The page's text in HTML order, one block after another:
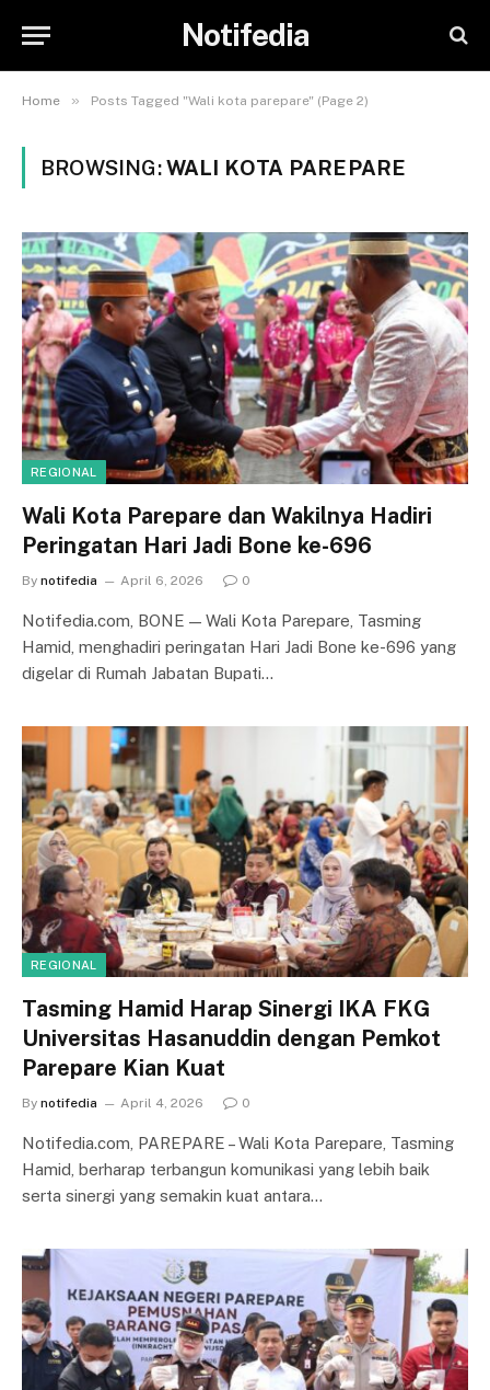
Notifedia
Home » Posts Tagged "Wali kota parepare" (Page 2)
BROWSING:WALI KOTA PAREPARE
REGIONAL
Wali Kota Parepare dan Wakilnya Hadiri
Peringatan Hari Jadi Bone ke-696
By notifedia April 6, 2026 0
Notifedia.com, BONE — Wali Kota Parepare, Tasming
Hamid, menghadiri peringatan Hari Jadi Bone ke-696 yang
digelar di Rumah Jabatan Bupati…
REGIONAL
Tasming Hamid Harap Sinergi IKA FKG
Universitas Hasanuddin dengan Pemkot
Parepare Kian Kuat
By notifedia April 4, 2026 0
Notifedia.com, PAREPARE – Wali Kota Parepare, Tasming
Hamid, berharap terbangun komunikasi yang lebih baik
serta sinergi yang semakin kuat antara…